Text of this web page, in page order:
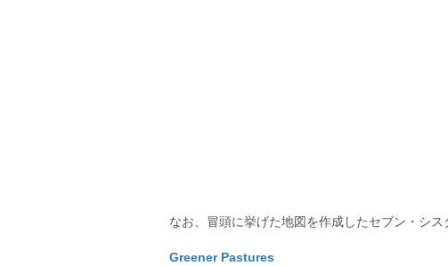
なお、冒頭に挙げた地図を作成したセブン・シス
Greener Pastures